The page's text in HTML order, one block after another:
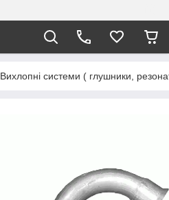
Вихлопні системи ( глушники,